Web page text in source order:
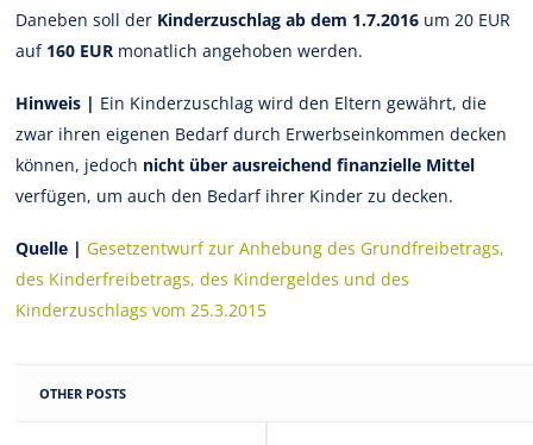
Daneben soll der Kinderzuschlag ab dem 1.7.2016 um 20 EUR
auf 160 EUR monatlich angehoben werden.
Hinweis | Ein Kinderzuschlag wird den Eltern gewährt, die
zwar ihren eigenen Bedarf durch Erwerbseinkommen decken
können, jedoch nicht über ausreichend finanzielle Mittel
verfügen, um auch den Bedarf ihrer Kinder zu decken.
Quelle | Gesetzentwurf zur Anhebung des Grundfreibetrags,
des Kinderfreibetrags, des Kindergeldes und des
Kinderzuschlags vom 25.3.2015
OTHER POSTS